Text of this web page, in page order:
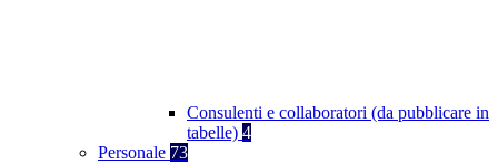
Consulenti e collaboratori (da pubblicare in
tabelle) 4
Personale 73